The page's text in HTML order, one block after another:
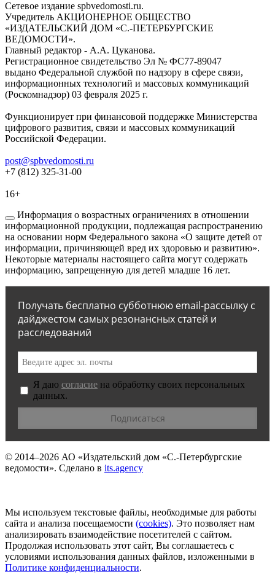
Сетевое издание spbvedomosti.ru.
Учредитель АКЦИОНЕРНОЕ ОБЩЕСТВО
«ИЗДАТЕЛЬСКИЙ ДОМ «С.-ПЕТЕРБУРГСКИЕ
ВЕДОМОСТИ».
Главный редактор - А.А. Цуканова.
Регистрационное свидетельство Эл № ФС77-89047
выдано Федеральной службой по надзору в сфере связи,
информационных технологий и массовых коммуникаций
(Роскомнадзор) 03 февраля 2025 г.
Функционирует при финансовой поддержке Министерства
цифрового развития, связи и массовых коммуникаций
Российской Федерации.
post@spbvedomosti.ru
+7 (812) 325-31-00
16+
Информация о возрастных ограничениях в отношении
информационной продукции, подлежащая распространению
на основании норм Федерального закона «О защите детей от
информации, причиняющей вред их здоровью и развитию».
Некоторые материалы настоящего сайта могут содержать
информацию, запрещенную для детей младше 16 лет.
Получать бесплатно субботнюю email-рассылку с
дайджестом самых резонансных статей и
расследований
Я даю согласие на обработку своих персональных
данных.
© 2014–2026 АО «Издательский дом «С.-Петербургские
ведомости». Сделано в its.agency
Мы используем текстовые файлы, необходимые для работы
сайта и анализа посещаемости (сookies). Это позволяет нам
анализировать взаимодействие посетителей с сайтом.
Продолжая использовать этот сайт, Вы соглашаетесь с
условиями использования данных файлов, изложенными в
Политике конфиденциальности.